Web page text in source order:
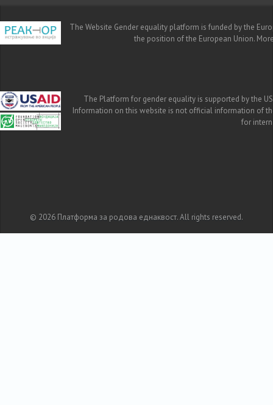
The Website Gender equality platform is funded by the
the position of the European Union.
The Platform for gender equality is supported by the
Information on this website is not official information of
for
© 2026 Платформа за родова еднаквост. All rights reserved.